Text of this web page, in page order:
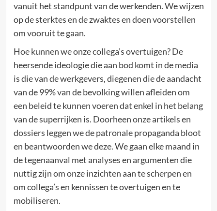
vanuit het standpunt van de werkenden. We wijzen
op de sterktes en de zwaktes en doen voorstellen
om vooruit te gaan.
Hoe kunnen we onze collega’s overtuigen? De
heersende ideologie die aan bod komt in de media
is die van de werkgevers, diegenen die de aandacht
van de 99% van de bevolking willen afleiden om
een beleid te kunnen voeren dat enkel in het belang
van de superrijken is. Doorheen onze artikels en
dossiers leggen we de patronale propaganda bloot
en beantwoorden we deze. We gaan elke maand in
de tegenaanval met analyses en argumenten die
nuttig zijn om onze inzichten aan te scherpen en
om collega’s en kennissen te overtuigen en te
mobiliseren.